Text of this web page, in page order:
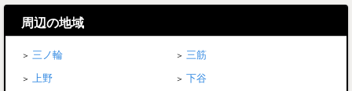
周辺の地域
三ノ輪
三筋
上野
下谷